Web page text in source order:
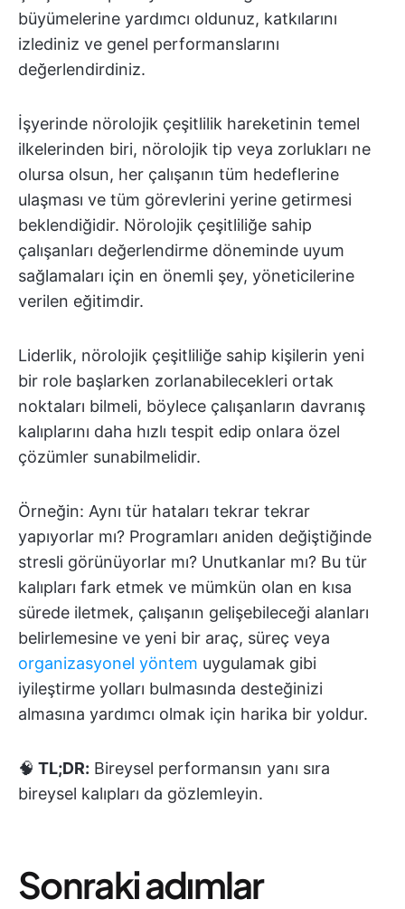
büyümelerine yardımcı oldunuz, katkılarını
izlediniz ve genel performanslarını
değerlendirdiniz.
İşyerinde nörolojik çeşitlilik hareketinin temel
ilkelerinden biri, nörolojik tip veya zorlukları ne
olursa olsun, her çalışanın tüm hedeflerine
ulaşması ve tüm görevlerini yerine getirmesi
beklendiğidir. Nörolojik çeşitliliğe sahip
çalışanları değerlendirme döneminde uyum
sağlamaları için en önemli şey, yöneticilerine
verilen eğitimdir.
Liderlik, nörolojik çeşitliliğe sahip kişilerin yeni
bir role başlarken zorlanabilecekleri ortak
noktaları bilmeli, böylece çalışanların davranış
kalıplarını daha hızlı tespit edip onlara özel
çözümler sunabilmelidir.
Örneğin: Aynı tür hataları tekrar tekrar
yapıyorlar mı? Programları aniden değiştiğinde
stresli görünüyorlar mı? Unutkanlar mı? Bu tür
kalıpları fark etmek ve mümkün olan en kısa
sürede iletmek, çalışanın gelişebileceği alanları
belirlemesine ve yeni bir araç, süreç veya
organizasyonel yöntem uygulamak gibi
iyileştirme yolları bulmasında desteğinizi
almasına yardımcı olmak için harika bir yoldur.
🧠 TL;DR: Bireysel performansın yanı sıra
bireysel kalıpları da gözlemleyin.
Sonraki adımlar